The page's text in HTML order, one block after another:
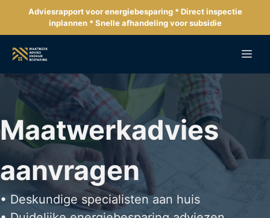
de
inhoud
Adviesrapport voor energiebesparing * Direct inspectie
inplannen * Snelle afhandeling voor subsidie
Maatwerkadvies
aanvragen
• Deskundige specialisten aan huis